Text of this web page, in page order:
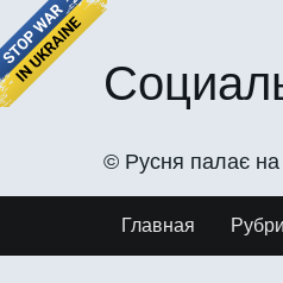
©️ Русня палає на
Главная